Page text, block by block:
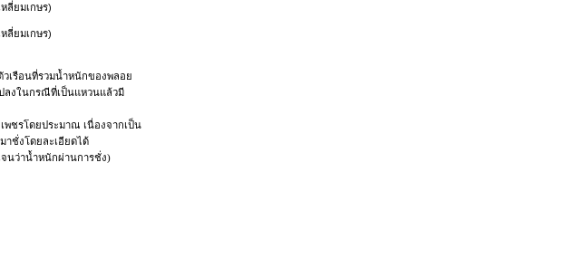
หลี่ยมเกษร)
หลี่ยมเกษร)
เรือนที่รวมน้ำหนักของพลอย
ลงในกรณีที่เป็นแหวนแล้วมี
พชรโดยประมาณ เนื่องจากเป็น
าชั่งโดยละเอียดได้
นว่าน้ำหนักผ่านการชั่ง)